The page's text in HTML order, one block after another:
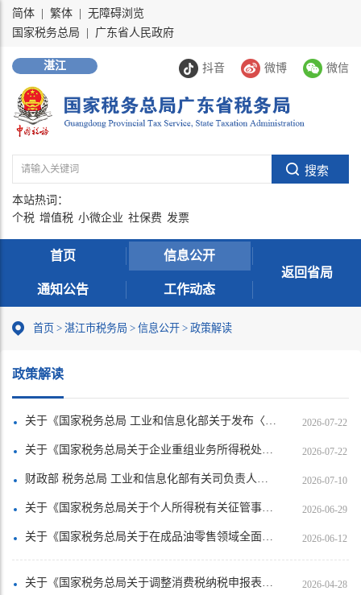
简体 繁体
无障碍浏览
国家税务总局
广东省人民政府
抖音 微博 微信
湛江
本站热词：
个税 增值税 小微企业 社保费 发票
首页 信息公开
通知公告 工作动态
返回省局
首页 > 湛江市税务局 > 信息公开 > 政策解读
政策解读
关于《国家税务总局 工业和信息化部关于发布〈免征车辆购置税的设有固定装置的非运输专用作业车辆目录〉（第二十二批）的公告》的解读 2026-07-22
关于《国家税务总局关于企业重组业务所得税处理有关征管问题的公告》的解读 2026-07-22
财政部 税务总局 工业和信息化部有关司负责人就调整节能汽车、新能源汽车车船税优惠政策答记者问 2026-07-10
关于《国家税务总局关于个人所得税有关征管事项的公告》的解读 2026-06-29
关于《国家税务总局关于在成品油零售领域全面推广“交易即开票”有关事项的公告》的解读 2026-06-12
关于《国家税务总局关于调整消费税纳税申报表有关事项的公告》的解读 2026-04-28